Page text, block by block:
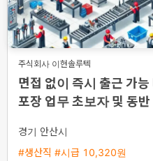
주식회사 이현솔루텍
면접 없이 즉시 출근 가
포장 업무 초보자 및 동반
경기 안산시
#생산직 #시급 10,320원